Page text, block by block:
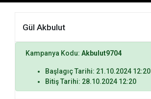
Gül Akbulut
Kampanya Kodu:Akbulut9704
Başlagıç Tarihi: 21.10.2024 12:20
Bitiş Tarihi: 28.10.2024 12:20